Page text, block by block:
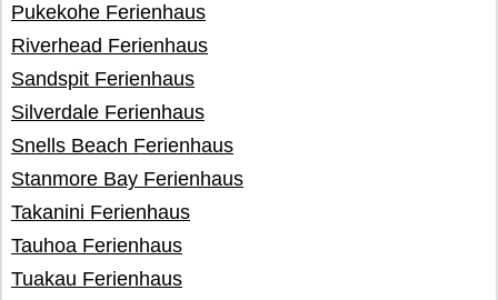
Pukekohe Ferienhaus
Riverhead Ferienhaus
Sandspit Ferienhaus
Silverdale Ferienhaus
Snells Beach Ferienhaus
Stanmore Bay Ferienhaus
Takanini Ferienhaus
Tauhoa Ferienhaus
Tuakau Ferienhaus